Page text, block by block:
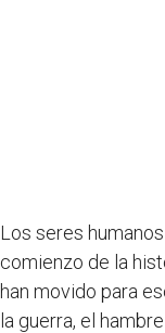
Los seres
comienzo de la
han movido para
la guerra, el